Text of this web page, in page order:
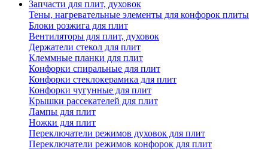
Запчасти для плит, духовок
Тены, нагревательные элементы для конфорок плиты
Блоки розжига для плит
Вентиляторы для плит, духовок
Держатели стекол для плит
Клеммные планки для плит
Конфорки спиральные для плит
Конфорки стеклокерамика для плит
Конфорки чугунные для плит
Крышки рассекателей для плит
Лампы для плит
Ножки для плит
Переключатели режимов духовок для плит
Переключатели режимов конфорок для плит